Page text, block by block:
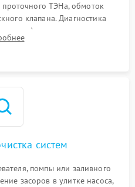
ТЭНа, обмоток
клапана. Диагностика
воды), датчика мутности,
модуля управления.
систем
помпы или заливного
засоров в улитке насоса,